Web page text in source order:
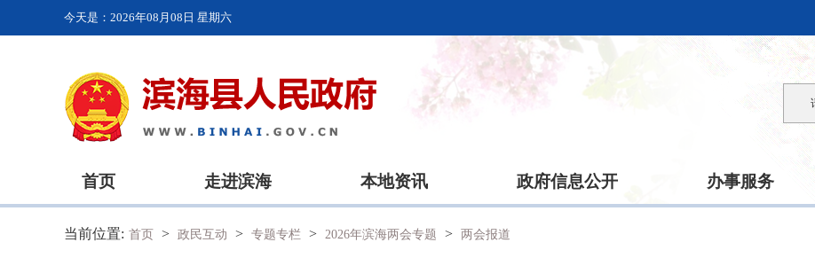
今天是： 2026年08月08日 星期六
首页 走进滨海 本地资讯 政府信息公开 办事服务
当前位置: 首页 > 政民互动 > 专题专栏 > 2026年滨海两会专题 > 两会报道